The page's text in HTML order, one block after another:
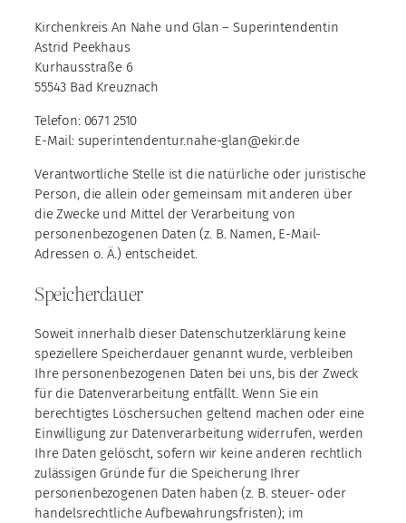
Kirchenkreis An Nahe und Glan – Superintendentin
Astrid Peekhaus
Kurhausstraße 6
55543 Bad Kreuznach
Telefon: 0671 2510
E-Mail: superintendentur.nahe-glan@ekir.de
Verantwortliche Stelle ist die natürliche oder juristische
Person, die allein oder gemeinsam mit anderen über
die Zwecke und Mittel der Verarbeitung von
personenbezogenen Daten (z. B. Namen, E-Mail-
Adressen o. Ä.) entscheidet.
Speicherdauer
Soweit innerhalb dieser Datenschutzerklärung keine
speziellere Speicherdauer genannt wurde, verbleiben
Ihre personenbezogenen Daten bei uns, bis der Zweck
für die Datenverarbeitung entfällt. Wenn Sie ein
berechtigtes Löschersuchen geltend machen oder eine
Einwilligung zur Datenverarbeitung widerrufen, werden
Ihre Daten gelöscht, sofern wir keine anderen rechtlich
zulässigen Gründe für die Speicherung Ihrer
personenbezogenen Daten haben (z. B. steuer- oder
handelsrechtliche Aufbewahrungsfristen); im